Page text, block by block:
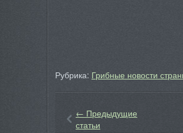
Рубрика: Грибные новости
← Предыдущие
статьи